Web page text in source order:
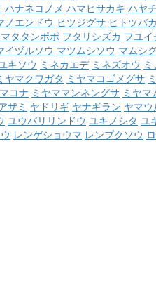
ハナネコノメ ハマヒサカキ ハヤ
ノエンドウ ヒツジグサ ヒトツバ
タタンポポ フタリシズカ フユ
イヅルソウ マツムシソウ マムシ
キソウ ミネカエデ ミネズオウ
ヤマクワガタ ミヤマコゴメグサ
コナ ミヤママンネングサ ミヤマ
ザミ ヤドリギ ヤナギラン ヤマウ
ユウバリリンドウ ユキノシタ ユ
レンゲショウマ レンプクソウ